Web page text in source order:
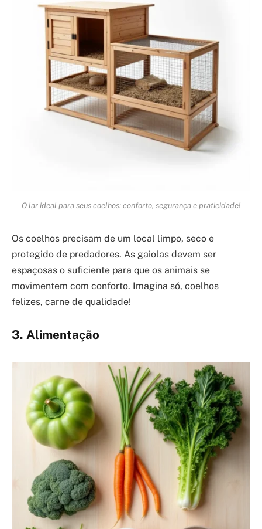
O lar ideal para seus coelhos: conforto, segurança e praticidade!
Os coelhos precisam de um local limpo, seco e
protegido de predadores. As gaiolas devem ser
espaçosas o suficiente para que os animais se
movimentem com conforto. Imagina só, coelhos
felizes, carne de qualidade!
3. Alimentação